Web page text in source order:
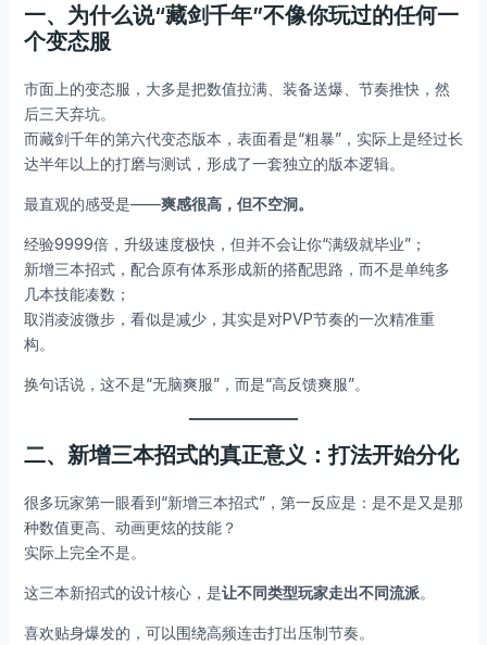
一、为什么说“藏剑千年”不像你玩过的任何一
个变态服
市面上的变态服，大多是把数值拉满、装备送爆、节奏推快，然
后三天弃坑。
而藏剑千年的第六代变态版本，表面看是“粗暴”，实际上是经过长
达半年以上的打磨与测试，形成了一套独立的版本逻辑。
最直观的感受是——爽感很高，但不空洞。
经验9999倍，升级速度极快，但并不会让你“满级就毕业”；
新增三本招式，配合原有体系形成新的搭配思路，而不是单纯多
几本技能凑数；
取消凌波微步，看似是减少，其实是对PVP节奏的一次精准重
构。
换句话说，这不是“无脑爽服”，而是“高反馈爽服”。
二、新增三本招式的真正意义：打法开始分化
很多玩家第一眼看到“新增三本招式”，第一反应是：是不是又是那
种数值更高、动画更炫的技能？
实际上完全不是。
这三本新招式的设计核心，是让不同类型玩家走出不同流派。
喜欢贴身爆发的，可以围绕高频连击打出压制节奏。